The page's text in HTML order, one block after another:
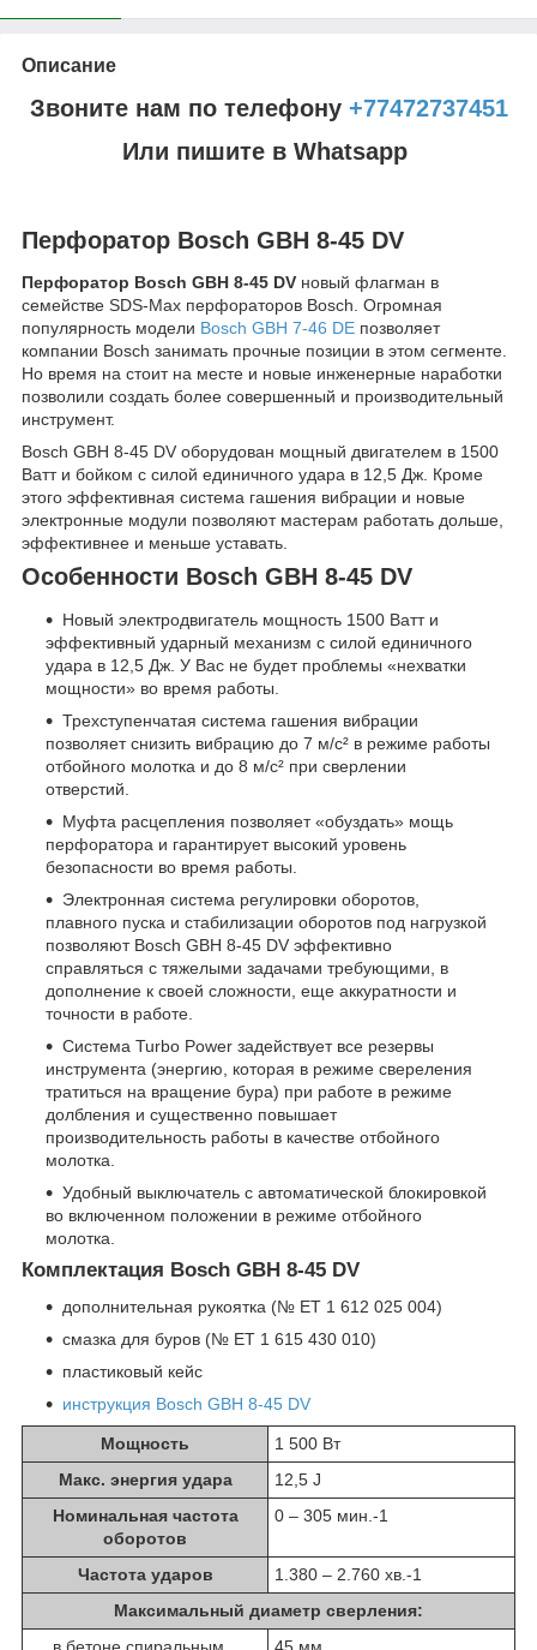
Описание
Звоните нам по телефону +77472737451
Или пишите в Whatsapp
Перфоратор Bosch GBH 8-45 DV
Перфоратор Bosch GBH 8-45 DV новый флагман в
семействе SDS-Max перфораторов Bosch. Огромная
популярность модели Bosch GBH 7-46 DE позволяет
компании Bosch занимать прочные позиции в этом сегменте.
Но время на стоит на месте и новые инженерные наработки
позволили создать более совершенный и производительный
инструмент.
Bosch GBH 8-45 DV оборудован мощный двигателем в 1500
Ватт и бойком с силой единичного удара в 12,5 Дж. Кроме
этого эффективная система гашения вибрации и новые
электронные модули позволяют мастерам работать дольше,
эффективнее и меньше уставать.
Особенности Bosch GBH 8-45 DV
Новый электродвигатель мощность 1500 Ватт и
эффективный ударный механизм с силой единичного
удара в 12,5 Дж. У Вас не будет проблемы «нехватки
мощности» во время работы.
Трехступенчатая система гашения вибрации
позволяет снизить вибрацию до 7 м/с² в режиме работы
отбойного молотка и до 8 м/с² при сверлении
отверстий.
Муфта расцепления позволяет «обуздать» мощь
перфоратора и гарантирует высокий уровень
безопасности во время работы.
Электронная система регулировки оборотов,
плавного пуска и стабилизации оборотов под нагрузкой
позволяют Bosch GBH 8-45 DV эффективно
справляться с тяжелыми задачами требующими, в
дополнение к своей сложности, еще аккуратности и
точности в работе.
Система Turbo Power задействует все резервы
инструмента (энергию, которая в режиме свереления
тратиться на вращение бура) при работе в режиме
долбления и существенно повышает
производительность работы в качестве отбойного
молотка.
Удобный выключатель с автоматической блокировкой
во включенном положении в режиме отбойного
молотка.
Комплектация Bosch GBH 8-45 DV
дополнительная рукоятка (№ ET 1 612 025 004)
смазка для буров (№ ET 1 615 430 010)
пластиковый кейс
инструкция Bosch GBH 8-45 DV
Мощность
1 500 Вт
Макс. энергия удара
12,5 J
Номинальная частота
оборотов
0 – 305 мин. -1
Частота ударов 1.380 – 2.760 хв. -1
Максимальный диаметр сверления: